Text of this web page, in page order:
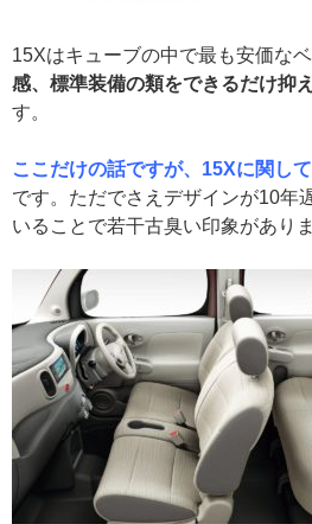
15Xはキューブの中で最も安価な
感、標準装備の類をできるだけ抑
す。
ここだけの話ですが、15Xに関し
です。ただでさえデザインが10年
いることで若干古臭い印象がありま